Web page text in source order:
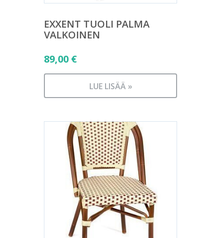
EXXENT TUOLI PALMA
VALKOINEN
89,00 €
LUE LISÄÄ »